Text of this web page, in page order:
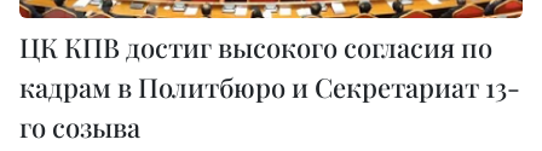
ЦК КПВ достиг высокого согласия по
кадрам в Политбюро и Секретариат 13-
го созыва